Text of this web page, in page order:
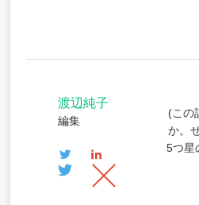
渡辺純子
編集
(この
か。
5つ星